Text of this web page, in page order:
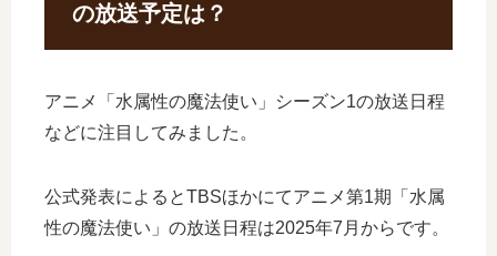
の放送予定は？
アニメ「水属性の魔法使い」シーズン1の放送日程
などに注目してみました。
公式発表によるとTBSほかにてアニメ第1期「水属
性の魔法使い」の放送日程は2025年7月からです。